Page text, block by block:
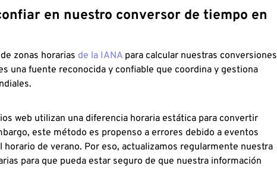
en nuestro conversor de tiempo en
zonas horarias de la IANA para calcular nuestras conversiones
una fuente reconocida y confiable que coordina y gestiona
web utilizan una diferencia horaria estática para convertir
este método es propenso a errores debido a eventos
de verano. Por eso, actualizamos regularmente nuestra
para que pueda estar seguro de que nuestra información